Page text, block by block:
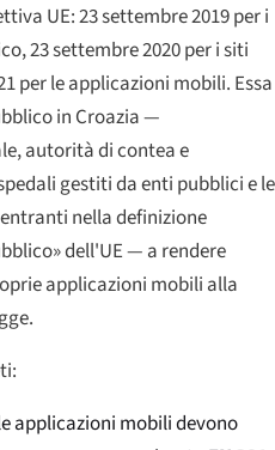
UE: 23 settembre 2019 per i
23 settembre 2020 per i siti
per le applicazioni mobili. Essa
in Croazia —
autorità di contea e
gestiti da enti pubblici e le
nella definizione
dell'UE — a rendere
applicazioni mobili alla
applicazioni mobili devono